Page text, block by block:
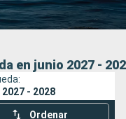
Compañías
en junio 2027 -
- 2028
Ordenar